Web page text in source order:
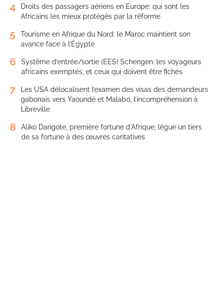
4
Droits des passagers aériens en Europe: qui sont les
Africains les mieux protégés par la réforme
5
Tourisme en Afrique du Nord: le Maroc maintient son
avance face à l’Égypte
6
Système d’entrée/sortie (EES) Schengen: les voyageurs
africains exemptés, et ceux qui doivent être fichés
7
Les USA délocalisent l’examen des visas des demandeurs
gabonais vers Yaoundé et Malabo, l’incompréhension à
Libreville
8
Aliko Dangote, première fortune d’Afrique, lègue un tiers
de sa fortune à des œuvres caritatives